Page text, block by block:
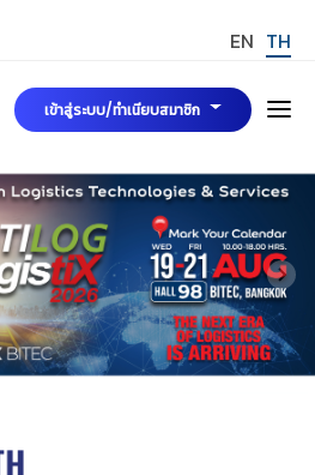
EN TH
าคมฯ
TIFFA MARK
เข้าสู่ระบบ/ทำเนียบสมาชิก